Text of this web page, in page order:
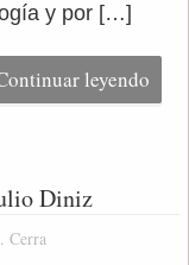
y por […]
leyendo
Diniz
Cerra